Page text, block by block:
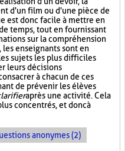
d'un film ou d'une pièce de
est donc facile à mettre en
temps, tout en fournissant
sur la compréhension
enseignants sont en
sujets les plus difficiles
leurs décisions
à chacun de ces
de prévenir les élèves
après une activité. Cela
concentrés, et donc à
anonymes (2)